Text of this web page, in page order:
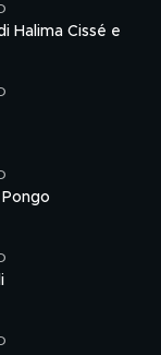
Halima Cissé e